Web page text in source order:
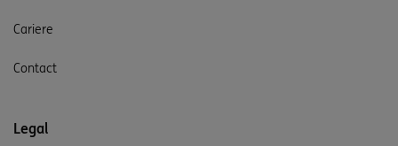
Cariere
Contact
Legal